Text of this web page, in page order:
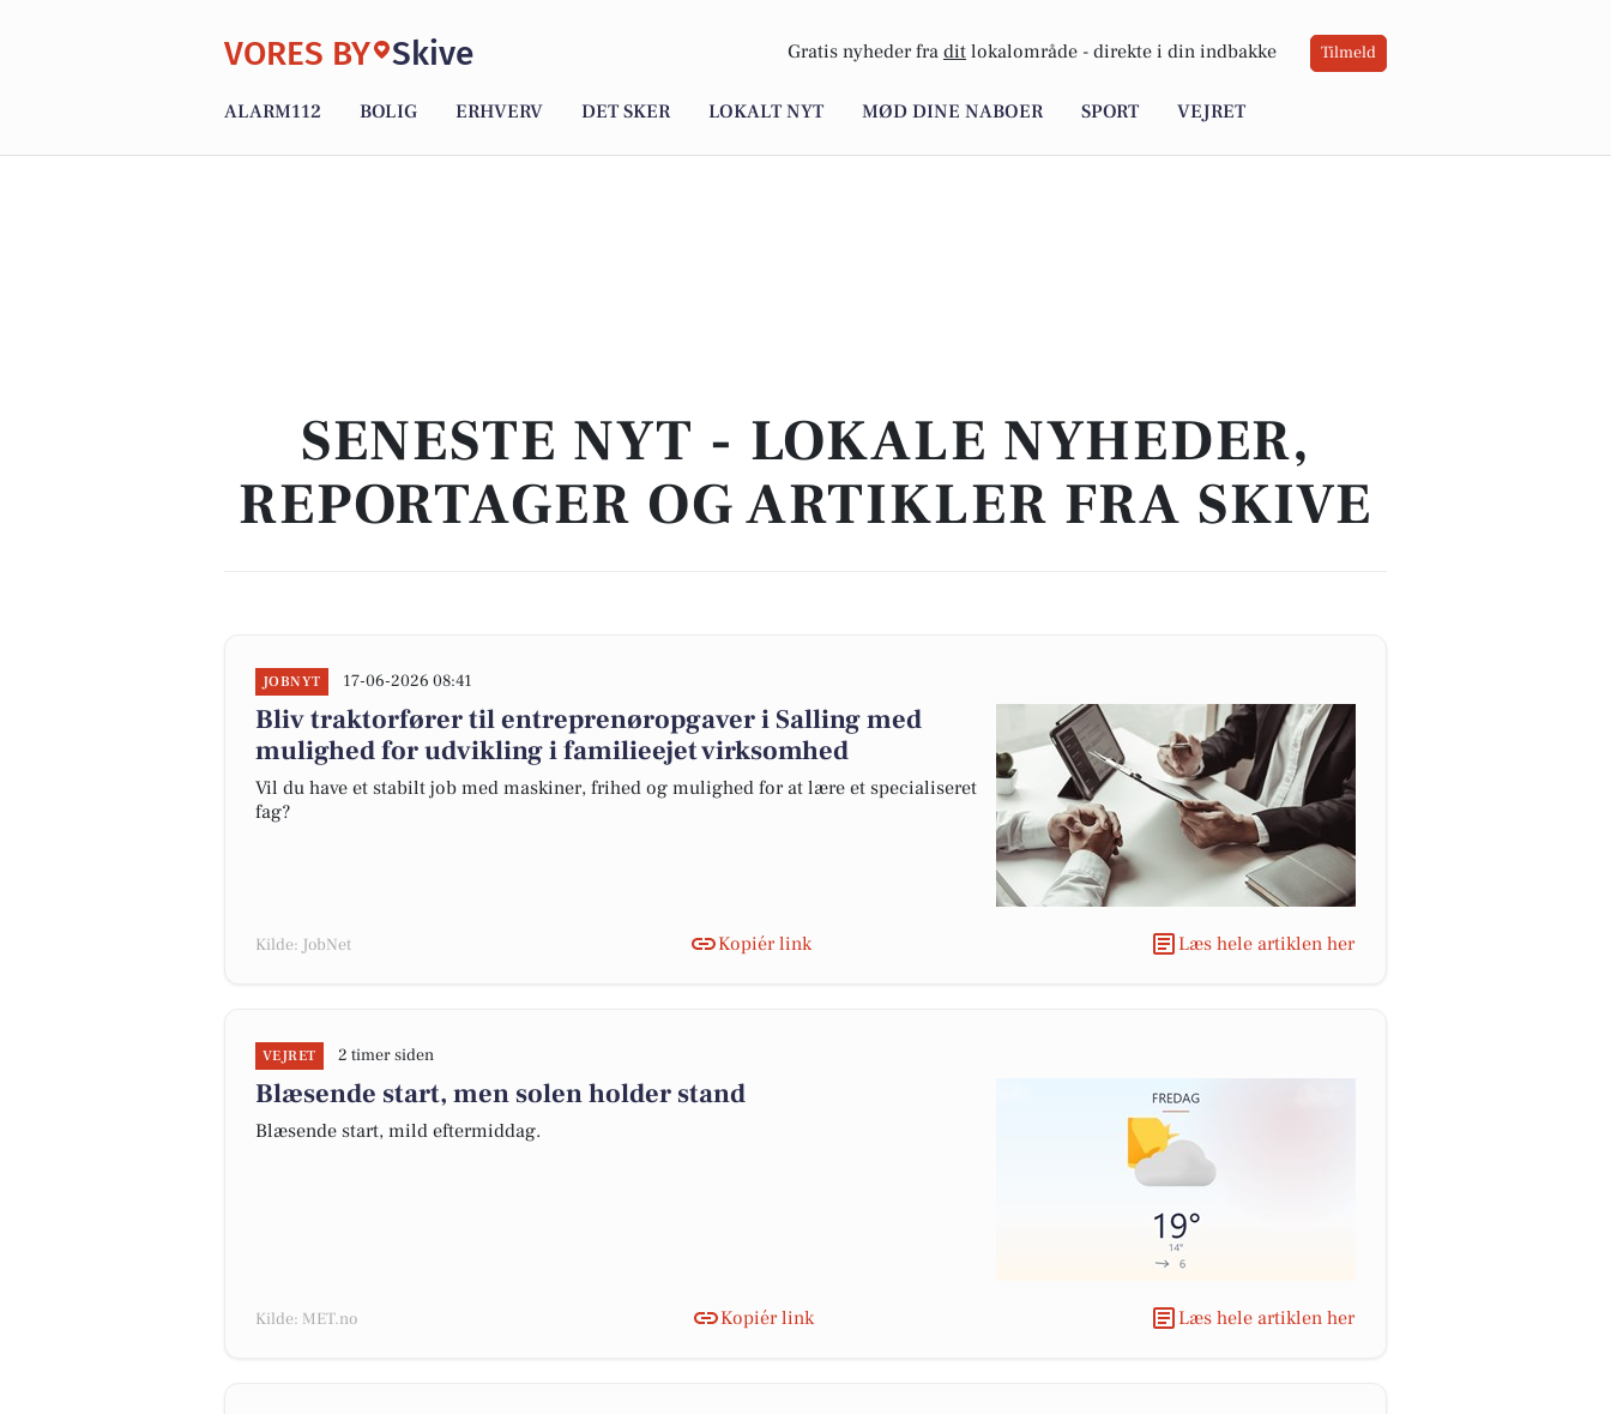
VORES BY Skive Gratis nyheder fra dit lokalområde - direkte i din indbakke Tilmeld
ALARM112 BOLIG ERHVERV DET SKER LOKALT NYT MØD DINE NABOER SPORT VEJRET
SENESTE NYT - LOKALE NYHEDER,
REPORTAGER OG ARTIKLER FRA SKIVE
JOBNYT 17-06-2026 08:41
Bliv traktorfører til entreprenøropgaver i Salling med
mulighed for udvikling i familieejet virksomhed
Vil du have et stabilt job med maskiner, frihed og mulighed for at lære et specialiseret
fag?
Kilde: JobNet Kopiér link Læs hele artiklen her
VEJRET 2 timer siden
Blæsende start, men solen holder stand
Blæsende start, mild eftermiddag.
Kilde: MET.no Kopiér link Læs hele artiklen her